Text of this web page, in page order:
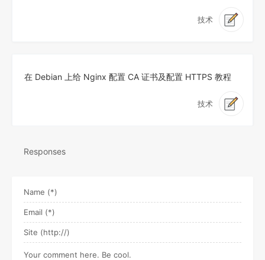
技术
在 Debian 上给 Nginx 配置 CA 证书及配置 HTTPS 教程
技术
Responses